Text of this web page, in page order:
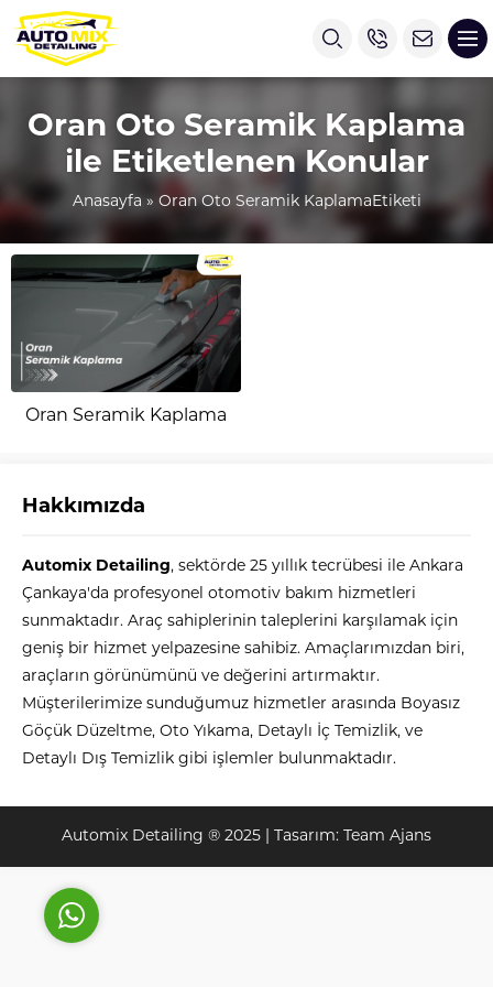
Oran Oto Seramik Kaplama
ile Etiketlenen Konular
Anasayfa » Oran Oto Seramik KaplamaEtiketi
Oran Seramik Kaplama
Hakkımızda
Automix Detailing, sektörde 25 yıllık tecrübesi ile Ankara
Çankaya'da profesyonel otomotiv bakım hizmetleri
sunmaktadır. Araç sahiplerinin taleplerini karşılamak için
geniş bir hizmet yelpazesine sahibiz. Amaçlarımızdan biri,
araçların görünümünü ve değerini artırmaktır.
Müşterilerimize sunduğumuz hizmetler arasında Boyasız
Göçük Düzeltme, Oto Yıkama, Detaylı İç Temizlik, ve
Detaylı Dış Temizlik gibi işlemler bulunmaktadır.
Automix Detailing ® 2025 | Tasarım: Team Ajans
Automix